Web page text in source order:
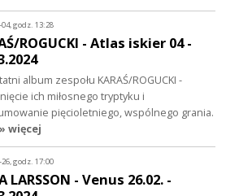
04, godz. 13:28
ROGUCKI - Atlas iskier 04 -
album zespołu KARAŚ/ROGUCKI -
ich miłosnego tryptyku i
pięcioletniego, wspólnego grania.
» więcej
26, godz. 17:00
LARSSON - Venus 26.02. -